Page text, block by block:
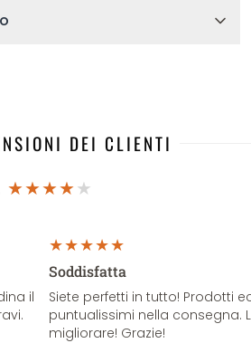
DEI CLIENTI
il
Soddisfatta
Siete perfetti in tutto! Prodotti
puntualissimi nella consegna.
migliorare! Grazie!